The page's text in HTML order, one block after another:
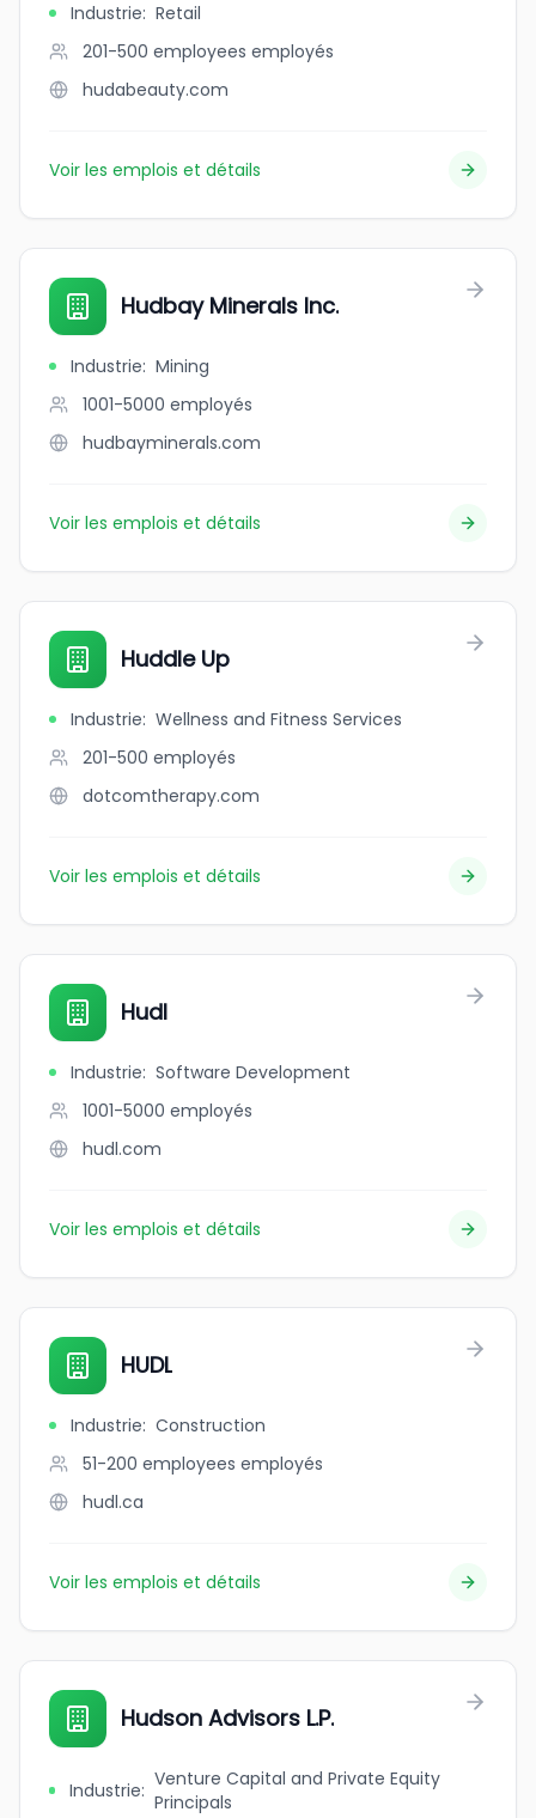
Industrie: Retail
201-500 employees employés
hudabeauty.com
Voir les emplois et détails
Hudbay Minerals Inc.
Industrie: Mining
1001-5000 employés
hudbayminerals.com
Voir les emplois et détails
Huddle Up
Industrie: Wellness and Fitness Services
201-500 employés
dotcomtherapy.com
Voir les emplois et détails
Hudl
Industrie: Software Development
1001-5000 employés
hudl.com
Voir les emplois et détails
HUDL
Industrie: Construction
51-200 employees employés
hudl.ca
Voir les emplois et détails
Hudson Advisors L.P.
Industrie: Venture Capital and Private Equity
Principals